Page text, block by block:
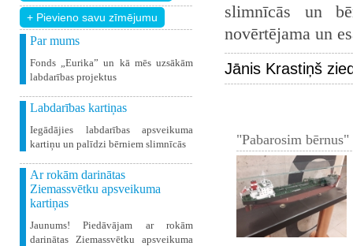
+ Pievieno savu zīmējumu
Par mums
Fonds „Eurika” un kā mēs uzsākām
labdarības projektus
Labdarības kartiņas
Iegādājies labdarības apsveikuma
kartiņu un palīdzi bērniem slimnīcās
Ar rokām darinātas
Ziemassvētku apsveikuma
kartiņas
Jaunums! Piedāvājam ar rokām
darinātas Ziemassvētku apsveikuma
slimnīcās un
novērtējama un
Jānis Krastiņš
"Pabarosim